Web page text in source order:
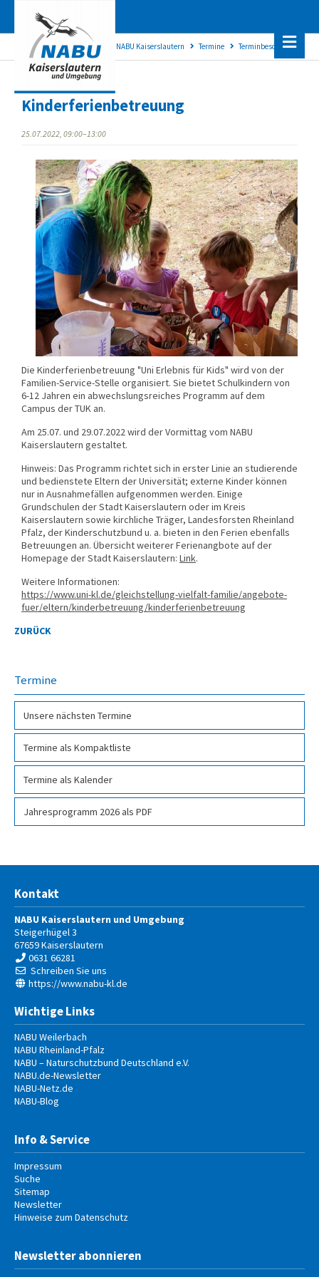
NABU Kaiserslautern Termine Terminbeschreibung
Kinderferienbetreuung
25.07.2022, 09:00–13:00
Die Kinderferienbetreuung "Uni Erlebnis für Kids" wird von der
Familien-Service-Stelle organisiert. Sie bietet Schulkindern von
6-12 Jahren ein abwechslungsreiches Programm auf dem
Campus der TUK an.
Am 25.07. und 29.07.2022 wird der Vormittag vom NABU
Kaiserslautern gestaltet.
Hinweis: Das Programm richtet sich in erster Linie an studierende
und bedienstete Eltern der Universität; externe Kinder können
nur in Ausnahmefällen aufgenommen werden. Einige
Grundschulen der Stadt Kaiserslautern oder im Kreis
Kaiserslautern sowie kirchliche Träger, Landesforsten Rheinland
Pfalz, der Kinderschutzbund u. a. bieten in den Ferien ebenfalls
Betreuungen an. Übersicht weiterer Ferienangbote auf der
Homepage der Stadt Kaiserslautern: Link.
Weitere Informationen:
https://www.uni-kl.de/gleichstellung-vielfalt-familie/angebote-
fuer/eltern/kinderbetreuung/kinderferienbetreuung
ZURÜCK
Termine
Unsere nächsten Termine
Termine als Kompakt­liste
Termine als Kalender
Jahresprogramm 2026 als PDF­
Kontakt
NABU Kaiserslautern und Umgebung
Steigerhügel 3
67659Kaiserslautern
0631 66281
Schreiben Sie uns
https://www.nabu-kl.de
Wichtige Links
NABU Weilerbach
NABU Rheinland-Pfalz
NABU – Naturschutzbund Deutschland e.V.
NABU.de-Newsletter
NABU-Netz.de
NABU-Blog
Info & Service
Impressum
Suche
Sitemap
Newsletter
Hinweise zum Datenschutz
Newsletter abonnieren